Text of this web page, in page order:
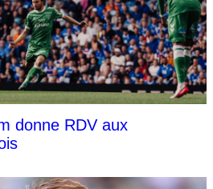
donne RDV aux